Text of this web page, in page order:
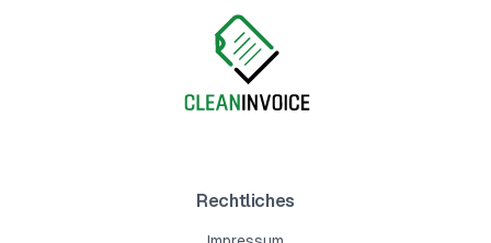
Rechtliches